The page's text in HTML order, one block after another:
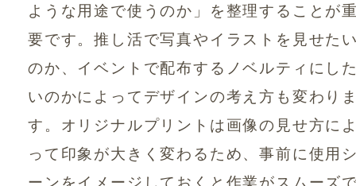
ような用途で使うのか」を整理することが
要です。推し活で写真やイラストを見せた
のか、イベントで配布するノベルティにし
いのかによってデザインの考え方も変わり
す。オリジナルプリントは画像の見せ方に
って印象が大きく変わるため、事前に使用